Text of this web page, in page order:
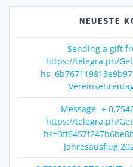
NEUESTE
Sending a gift
https://telegra.ph/
Message- +
https://telegra.ph/
Jahresausflug